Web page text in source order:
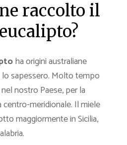
raccolto il
ha origini australiane
sapessero. Molto tempo
nostro Paese, per la
centro-meridionale. Il miele
maggiormente in Sicilia,